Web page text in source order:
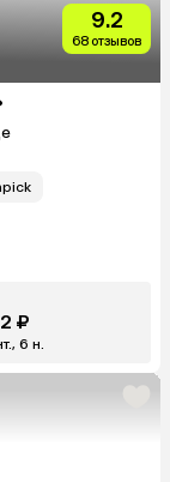
9.2
68 отзывов
₽
6 н.